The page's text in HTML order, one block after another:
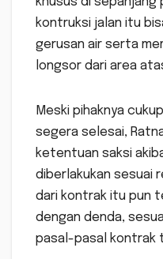
kontruksi jalan itu
gerusan air serta
longsor dari area
Meski pihaknya
segera selesai,
ketentuan saksi
diberlakukan sesuai
dari kontrak itu pun
dengan denda,
pasal-pasal kontrak